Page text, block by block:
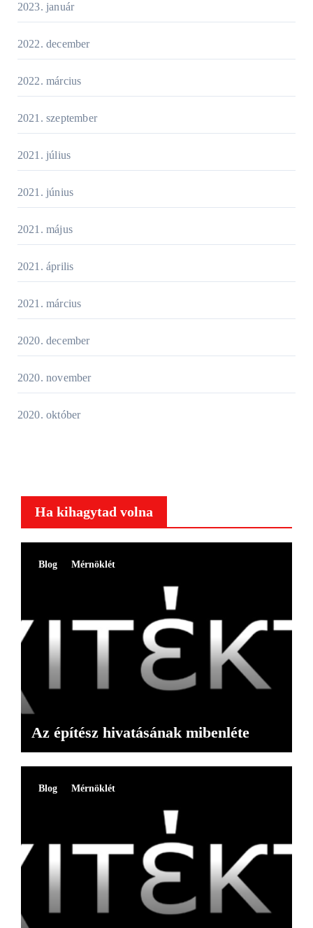
2023. január
2022. december
2022. március
2021. szeptember
2021. július
2021. június
2021. május
2021. április
2021. március
2020. december
2020. november
2020. október
Ha kihagytad volna
Blog Mérnöklét
Az építész hivatásának mibenléte
Blog Mérnöklét